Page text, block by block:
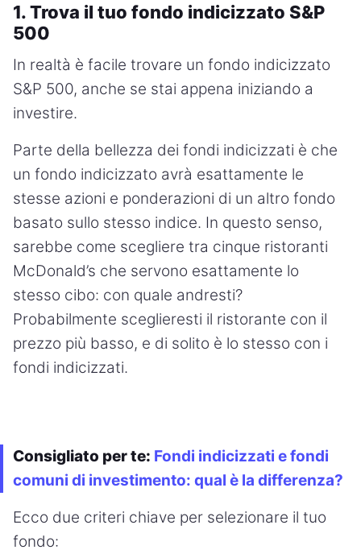
1. Trova il tuo fondo indicizzato S&P
500
In realtà è facile trovare un fondo indicizzato
S&P 500, anche se stai appena iniziando a
investire.
Parte della bellezza dei fondi indicizzati è che
un fondo indicizzato avrà esattamente le
stesse azioni e ponderazioni di un altro fondo
basato sullo stesso indice. In questo senso,
sarebbe come scegliere tra cinque ristoranti
McDonald’s che servono esattamente lo
stesso cibo: con quale andresti?
Probabilmente sceglieresti il ristorante con il
prezzo più basso, e di solito è lo stesso con i
fondi indicizzati.
Consigliato per te: Fondi indicizzati e fondi
comuni di investimento: qual è la differenza?
Ecco due criteri chiave per selezionare il tuo
fondo: